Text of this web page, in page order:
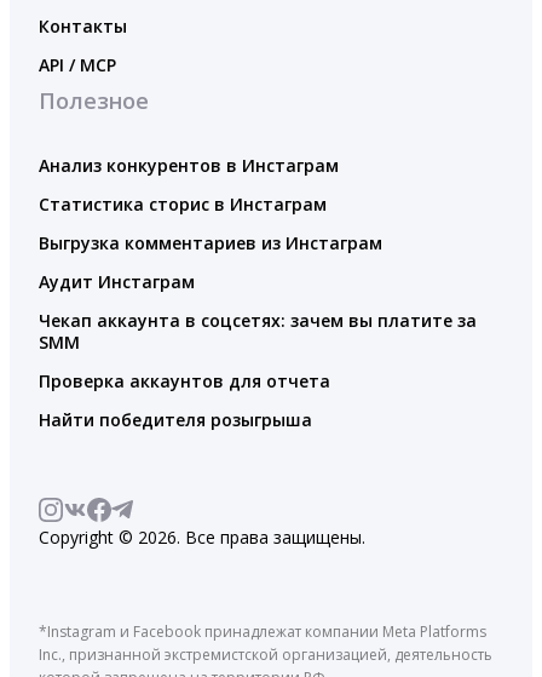
Контакты
API / MCP
Полезное
Анализ конкурентов в Инстаграм
Статистика сторис в Инстаграм
Выгрузка комментариев из Инстаграм
Аудит Инстаграм
Чекап аккаунта в соцсетях: зачем вы платите за
SMM
Проверка аккаунтов для отчета
Найти победителя розыгрыша
Copyright © 2026. Все права защищены.
*Instagram и Facebook принадлежат компании Meta Platforms
Inc., признанной экстремистской организацией, деятельность